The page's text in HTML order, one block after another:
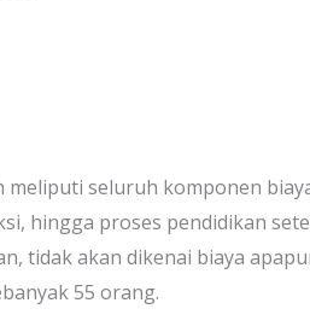
meliputi seluruh komponen
hingga proses pendidikan
tidak akan dikenai biaya
55 orang.